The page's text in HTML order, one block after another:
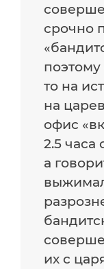
срочно
поэтому
то на
на
офис
2.5 часа
а
их с